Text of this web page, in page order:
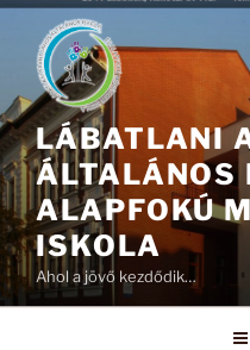
Tartalomhoz
LÁBATLANI
ÁLTALÁNOS
ALAPFOKÚ
ISKOLA
Ahol a jövő kezdődik…